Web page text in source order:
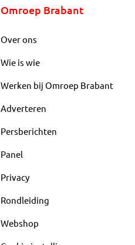
Omroep Brabant
Over ons
Wie is wie
Werken bij Omroep Brabant
Adverteren
Persberichten
Panel
Privacy
Rondleiding
Webshop